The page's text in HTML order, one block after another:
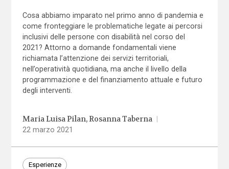
Cosa abbiamo imparato nel primo anno di pandemia e
come fronteggiare le problematiche legate ai percorsi
inclusivi delle persone con disabilità nel corso del
2021? Attorno a domande fondamentali viene
richiamata l’attenzione dei servizi territoriali,
nell’operatività quotidiana, ma anche il livello della
programmazione e del finanziamento attuale e futuro
degli interventi.
Maria Luisa Pilan Rosanna Taberna
22 marzo 2021
Esperienze